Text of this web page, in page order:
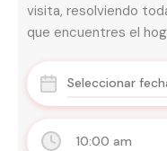
10:00 am
visita, resolviendo
que encuentres el